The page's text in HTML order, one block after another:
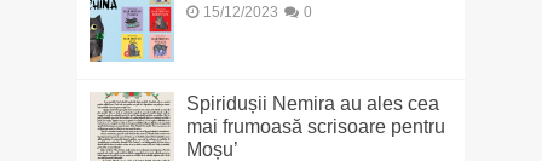
15/12/2023 0
Spiridușii Nemira au ales cea
mai frumoasă scrisoare pentru
Moșu’